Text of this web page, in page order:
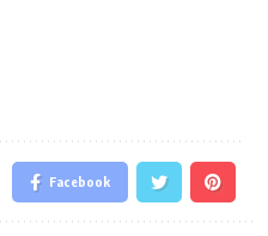
Facebook